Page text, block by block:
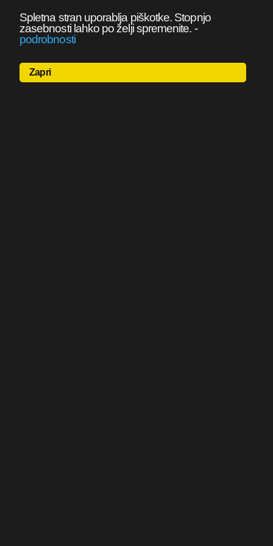
Spletna stran uporablja piškotke. Stopnjo
zasebnosti lahko po želji spremenite. -
podrobnosti
Zapri